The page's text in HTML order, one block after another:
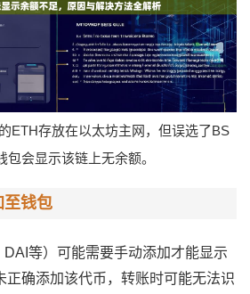
ETH存放在以太坊主网，但误选了BS
包会显示该链上无余额。
至钱包
DAI等）可能需要手动添加才能显示
正确添加该代币，转账时可能无法识